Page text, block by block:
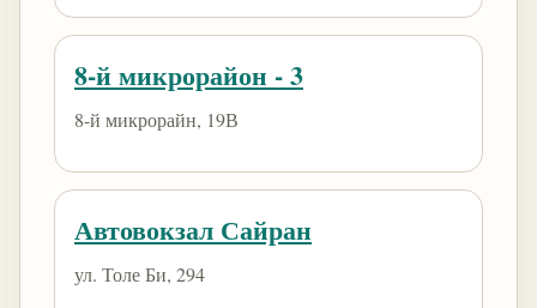
8-й микрорайон - 3
8-й микрорайн, 19В
Автовокзал Сайран
ул. Толе Би, 294